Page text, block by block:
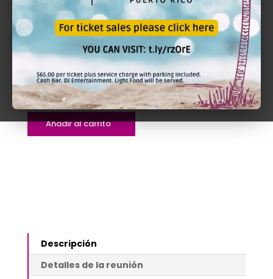
TEORÍA Y PRÁCTICA:
REGISTRO Y ALLANAMIENTO
| PRESENCIAL Y VÍA ZOOM
$110.00
$110.00
Vía
ZOOM
$110.00
Añadir al carrito
Descripción
Detalles de la reunión